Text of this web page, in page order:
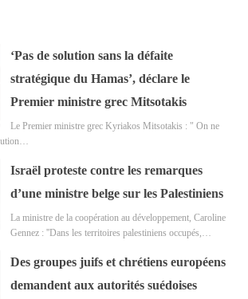
‘Pas de solution sans la défaite
stratégique du Hamas’, déclare le
Premier ministre grec Mitsotakis
Le Premier ministre grec Kyriakos Mitsotakis : " On ne
Israël proteste contre les remarques
d’une ministre belge sur les Palestiniens
La ministre de la coopération au développement, Caroline
Gennez : ''Dans les territoires palestiniens occupés,…
Des groupes juifs et chrétiens européens
demandent aux autorités suédoises